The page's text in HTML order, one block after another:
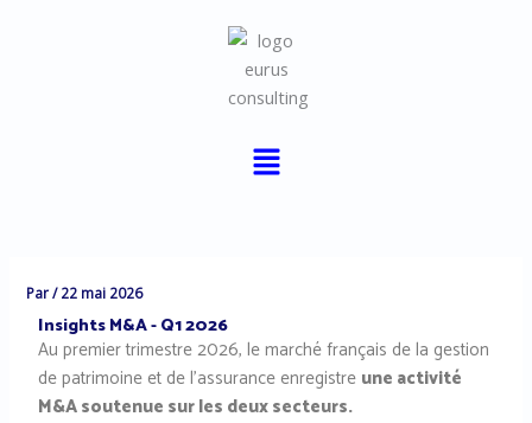
Menu
Par/22 mai 2026
Insights M&A - Q1 2026
Au premier trimestre 2026, le marché français de la gestion
de patrimoine et de l’assurance enregistre une activité
M&A soutenue sur les deux secteurs.